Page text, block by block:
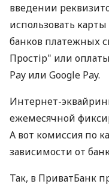
введении
использовать
банков платежных
Простір" или
Pay или Google Pay.
Интернет-
ежемесячной
А вот комиссия по
зависимости от
Так, в ПриватБанк